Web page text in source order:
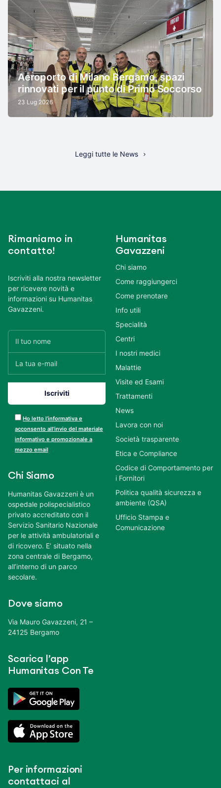
Aeroporto di Milano Bergamo, spazi
rinnovati per il punto di Primo Soccorso
23 Lug 2026
Leggi tutte le News
Rimaniamo in
contatto!
Iscriviti alla nostra newsletter
per ricevere novità e
informazioni su Humanitas
Gavazzeni.
Ho letto l’informativa e
acconsento all’invio del materiale
informativo e promozionale a
mezzo email
Chi Siamo
Humanitas Gavazzeni è un
ospedale polispecialistico
privato accreditato con il
Servizio Sanitario Nazionale
per le attività ambulatoriali e
di ricovero. E’ situato nella
zona centrale di Bergamo,
all’interno di un parco
secolare.
Dove siamo
Via Mauro Gavazzeni, 21 –
24125 Bergamo
Scarica l’app
Humanitas Con Te
Per informazioni
contattaci al
Humanitas
Gavazzeni
Chi siamo
Come raggiungerci
Come prenotare
Info utili
Specialità
Centri
I nostri medici
Malattie
Visite ed Esami
Trattamenti
News
Lavora con noi
Società trasparente
Etica e Compliance
Codice di Comportamento per
i Fornitori
Politica qualità sicurezza e
ambiente (QSA)
Ufficio Stampa e
Comunicazione